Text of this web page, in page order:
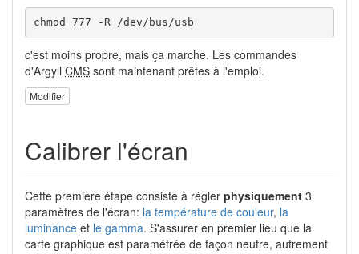
chmod 777 -R /dev/bus/usb
c'est moins propre, mais ça marche. Les commandes
d'Argyll CMS sont maintenant prêtes à l'emploi.
Modifier
Calibrer l'écran
Cette première étape consiste à régler physiquement 3
paramètres de l'écran: la température de couleur, la
luminance et le gamma. S'assurer en premier lieu que la
carte graphique est paramétrée de façon neutre, autrement